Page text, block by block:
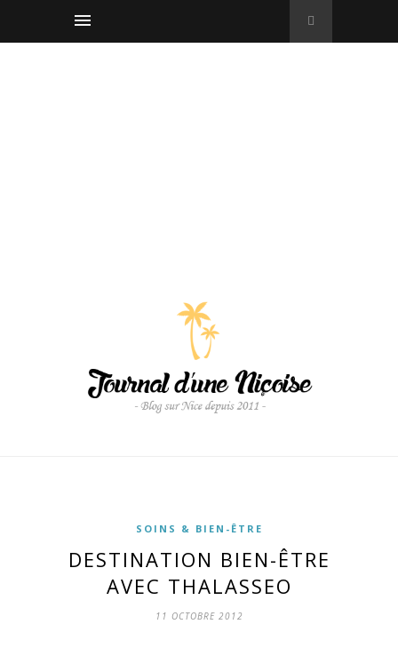
SOINS & BIEN-ÊTRE
DESTINATION BIEN-ÊTRE
AVEC THALASSEO
11 OCTOBRE 2012